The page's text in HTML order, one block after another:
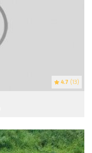
4.7 (13)